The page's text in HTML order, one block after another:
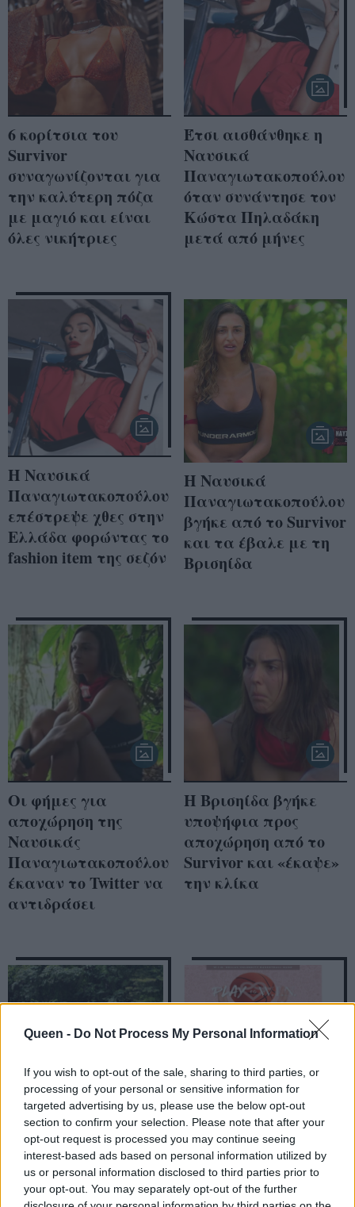
Queen - Do Not Process My Personal Information
If you wish to opt-out of the sale, sharing to third parties, or
processing of your personal or sensitive information for
targeted advertising by us, please use the below opt-out
section to confirm your selection. Please note that after your
opt-out request is processed you may continue seeing
interest-based ads based on personal information utilized by
us or personal information disclosed to third parties prior to
your opt-out. You may separately opt-out of the further
6 κορίτσια του
Survivor
συναγωνίζονται για
την καλύτερη πόζα
με μαγιό και είναι
όλες νικήτριες
Έτσι αισθάνθηκε η
Ναυσικά
Παναγιωτακοπούλου
όταν συνάντησε τον
Κώστα Πηλαδάκη
μετά από μήνες
Η Ναυσικά
Παναγιωτακοπούλου
επέστρεψε χθες στην
Ελλάδα φορώντας το
fashion item της σεζόν
Η Ναυσικά
Παναγιωτακοπούλου
βγήκε από το Survivor
και τα έβαλε με τη
Βρισηίδα
Οι φήμες για
αποχώρηση της
Ναυσικάς
Παναγιωτακοπούλου
έκαναν το Twitter να
αντιδράσει
Η Βρισηίδα βγήκε
υποψήφια προς
αποχώρηση από το
Survivor και «έκαψε»
την κλίκα
Survivor: Η Μυριέλλα
πρόδωσε τη Ναυσικά
στην Κάτια και το
Twitter δεν ξέρει ποια
We play 2 Win 4 W.I.N.
Hellas !!!